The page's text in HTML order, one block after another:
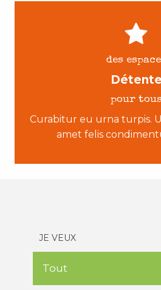
des
Détente
pour
Curabitur eu urna turpis.
amet felis
JE VEUX